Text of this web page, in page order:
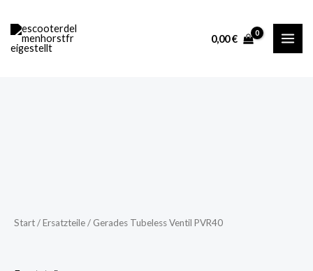
Inhalt
springen
0,00€
Start/Ersatzteile/ Gerades Tubeless Ventil PVR40
PVR40
Menge